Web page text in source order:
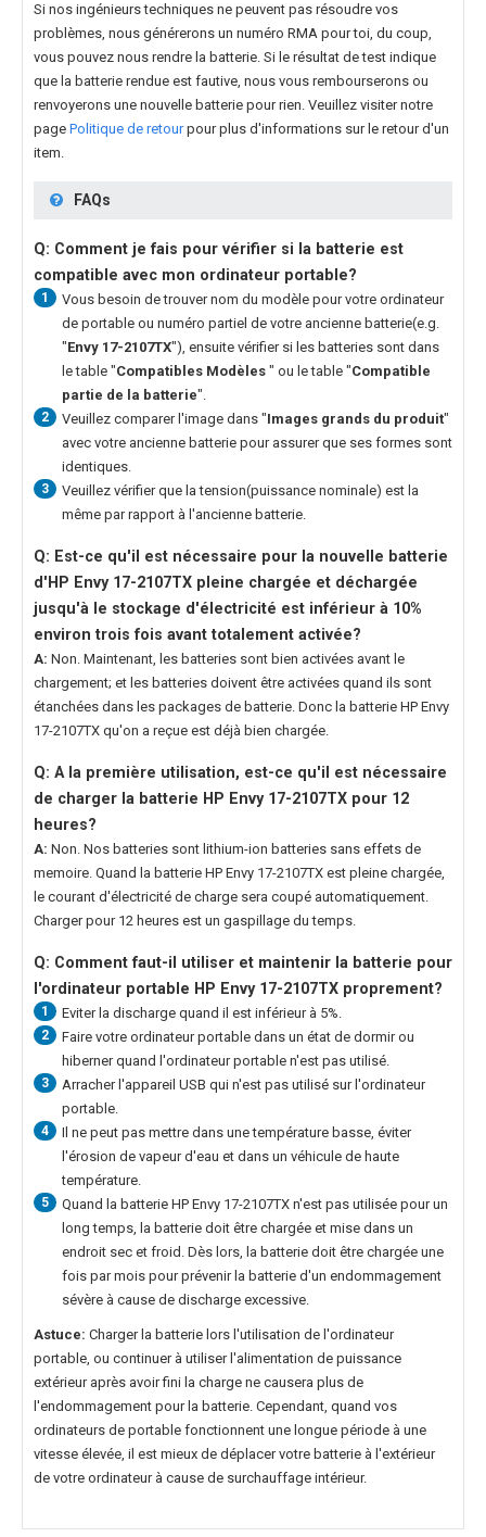
Si nos ingénieurs techniques ne peuvent pas résoudre vos
problèmes, nous générerons un numéro RMA pour toi, du coup,
vous pouvez nous rendre la batterie. Si le résultat de test indique
que la batterie rendue est fautive, nous vous rembourserons ou
renvoyerons une nouvelle batterie pour rien. Veuillez visiter notre
page Politique de retourpour plus d'informations sur le retour d'un
item.
FAQs
Q: Comment je fais pour vérifier si la batterie est
compatible avec mon ordinateur portable?
1
Vous besoin de trouver nom du modèle pour votre ordinateur
de portable ou numéro partiel de votre ancienne batterie(e.g.
"Envy 17-2107TX"), ensuite vérifier si les batteries sont dans
le table "Compatibles Modèles " ou le table "Compatible
partie de la batterie".
2 Veuillez comparer l'image dans "Images grands du produit"
avec votre ancienne batterie pour assurer que ses formes sont
identiques.
3
Veuillez vérifier que la tension(puissance nominale) est la
même par rapport à l'ancienne batterie.
Q: Est-ce qu'il est nécessaire pour la nouvelle batterie
d'HP Envy 17-2107TX pleine chargée et déchargée
jusqu'à le stockage d'électricité est inférieur à 10%
environ trois fois avant totalement activée?
A: Non. Maintenant, les batteries sont bien activées avant le
chargement; et les batteries doivent être activées quand ils sont
étanchées dans les packages de batterie. Donc la batterie HP Envy
17-2107TX qu'on a reçue est déjà bien chargée.
Q: A la première utilisation, est-ce qu'il est nécessaire
de charger la batterie HP Envy 17-2107TX pour 12
heures?
A: Non. Nos batteries sont lithium-ion batteries sans effets de
memoire. Quand la batterie HP Envy 17-2107TX est pleine chargée,
le courant d'électricité de charge sera coupé automatiquement.
Charger pour 12 heures est un gaspillage du temps.
Q: Comment faut-il utiliser et maintenir la batterie pour
l'ordinateur portable HP Envy 17-2107TX proprement?
1 Eviter la discharge quand il est inférieur à 5%.
2
Faire votre ordinateur portable dans un état de dormir ou
hiberner quand l'ordinateur portable n'est pas utilisé.
3
Arracher l'appareil USB qui n'est pas utilisé sur l'ordinateur
portable.
4
Il ne peut pas mettre dans une température basse, éviter
l'érosion de vapeur d'eau et dans un véhicule de haute
température.
5 Quand la batterie HP Envy 17-2107TX n'est pas utilisée pour un
long temps, la batterie doit être chargée et mise dans un
endroit sec et froid. Dès lors, la batterie doit être chargée une
fois par mois pour prévenir la batterie d'un endommagement
sévère à cause de discharge excessive.
Astuce: Charger la batterie lors l'utilisation de l'ordinateur
portable, ou continuer à utiliser l'alimentation de puissance
extérieur après avoir fini la charge ne causera plus de
l'endommagement pour la batterie. Cependant, quand vos
ordinateurs de portable fonctionnent une longue période à une
vitesse élevée, il est mieux de déplacer votre batterie à l'extérieur
de votre ordinateur à cause de surchauffage intérieur.